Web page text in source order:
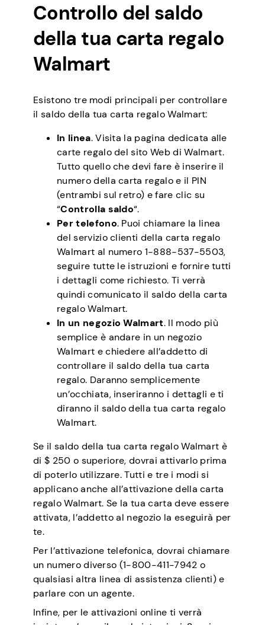
Controllo del saldo
della tua carta regalo
Walmart
Esistono tre modi principali per controllare
il saldo della tua carta regalo Walmart:
In linea. Visita la pagina dedicata alle
carte regalo del sito Web di Walmart.
Tutto quello che devi fare è inserire il
numero della carta regalo e il PIN
(entrambi sul retro) e fare clic su
“Controlla saldo“.
Per telefono. Puoi chiamare la linea
del servizio clienti della carta regalo
Walmart al numero 1-888-537-5503,
seguire tutte le istruzioni e fornire tutti
i dettagli come richiesto. Ti verrà
quindi comunicato il saldo della carta
regalo Walmart.
In un negozio Walmart. Il modo più
semplice è andare in un negozio
Walmart e chiedere all’addetto di
controllare il saldo della tua carta
regalo. Daranno semplicemente
un’occhiata, inseriranno i dettagli e ti
diranno il saldo della tua carta regalo
Walmart.
Se il saldo della tua carta regalo Walmart è
di $ 250 o superiore, dovrai attivarlo prima
di poterlo utilizzare. Tutti e tre i modi si
applicano anche all’attivazione della carta
regalo Walmart. Se la tua carta deve essere
attivata, l’addetto al negozio la eseguirà per
te.
Per l’attivazione telefonica, dovrai chiamare
un numero diverso (1-800-411-7942 o
qualsiasi altra linea di assistenza clienti) e
parlare con un agente.
Infine, per le attivazioni online ti verrà